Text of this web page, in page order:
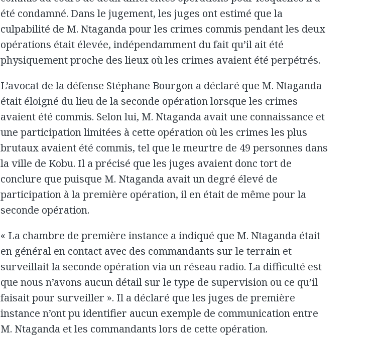
été condamné. Dans le jugement, les juges ont estimé que la
culpabilité de M. Ntaganda pour les crimes commis pendant les deux
opérations était élevée, indépendamment du fait qu’il ait été
physiquement proche des lieux où les crimes avaient été perpétrés.
L’avocat de la défense Stéphane Bourgon a déclaré que M. Ntaganda
était éloigné du lieu de la seconde opération lorsque les crimes
avaient été commis. Selon lui, M. Ntaganda avait une connaissance et
une participation limitées à cette opération où les crimes les plus
brutaux avaient été commis, tel que le meurtre de 49 personnes dans
la ville de Kobu. Il a précisé que les juges avaient donc tort de
conclure que puisque M. Ntaganda avait un degré élevé de
participation à la première opération, il en était de même pour la
seconde opération.
« La chambre de première instance a indiqué que M. Ntaganda était
en général en contact avec des commandants sur le terrain et
surveillait la seconde opération via un réseau radio. La difficulté est
que nous n’avons aucun détail sur le type de supervision ou ce qu’il
faisait pour surveiller ». Il a déclaré que les juges de première
instance n’ont pu identifier aucun exemple de communication entre
M. Ntaganda et les commandants lors de cette opération.